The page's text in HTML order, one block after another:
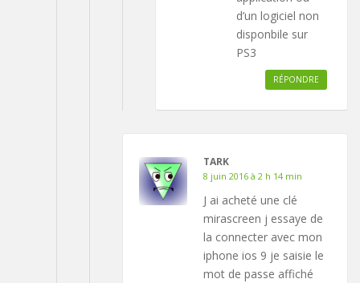
d’un logiciel non
disponbile sur
PS3
RÉPONDRE
TARK
8 juin 2016 à 2 h 14 min
J ai acheté une clé
mirascreen j essaye de
la connecter avec mon
iphone ios 9 je saisie le
mot de passe affiché